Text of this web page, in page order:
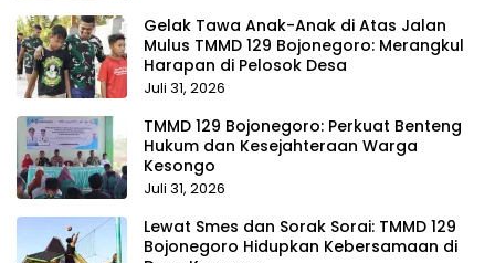
Gelak Tawa Anak-Anak di Atas Jalan
Mulus TMMD 129 Bojonegoro: Merangkul
Harapan di Pelosok Desa
Juli 31, 2026
TMMD 129 Bojonegoro: Perkuat Benteng
Hukum dan Kesejahteraan Warga
Kesongo
Juli 31, 2026
Lewat Smes dan Sorak Sorai: TMMD 129
Bojonegoro Hidupkan Kebersamaan di